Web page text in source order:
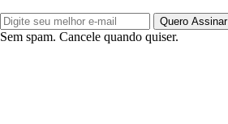
Quero Assinar
Sem spam. Cancele quando quiser.